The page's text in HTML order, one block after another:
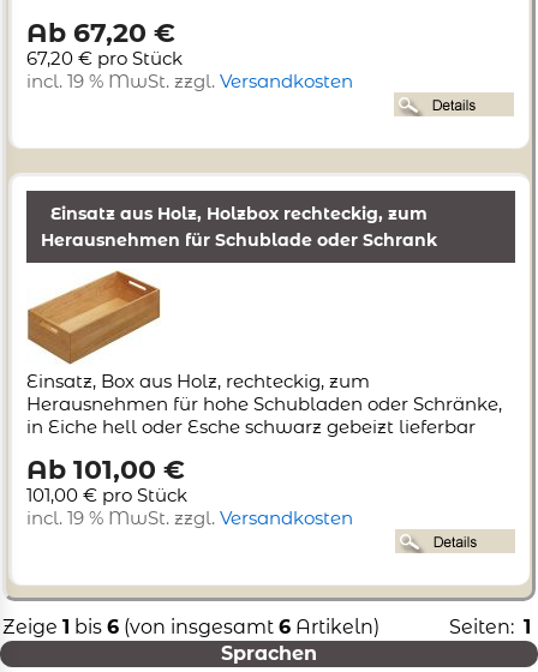
Sprachen
Ab 67,20 €
67,20 € pro Stück
incl. 19 % MwSt. zzgl. Versandkosten
Einsatz aus Holz, Holzbox rechteckig, zum
Herausnehmen für Schublade oder Schrank
Einsatz, Box aus Holz, rechteckig, zum
Herausnehmen für hohe Schubladen oder Schränke,
in Eiche hell oder Esche schwarz gebeizt lieferbar
Ab 101,00 €
101,00 € pro Stück
incl. 19 % MwSt. zzgl. Versandkosten
Zeige 1 bis 6 (von insgesamt 6 Artikeln) Seiten: 1